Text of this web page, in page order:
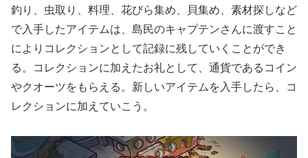
釣り、虫取り、料理、花びら集め、貝集め、素材探しなど
で入手したアイテムは、島民のキャプテンさんに渡すこと
によりコレクションとして記録に残していくことができ
る。コレクションに加えたお礼として、通貨であるコイン
やクオーツをもらえる。新しいアイテムを入手したら、コ
レクションに加えていこう。